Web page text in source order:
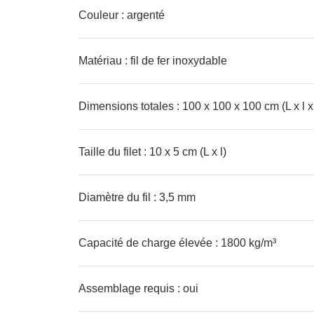
Couleur : argenté
Matériau : fil de fer inoxydable
Dimensions totales : 100 x 100 x 100 cm (L x l
Taille du filet : 10 x 5 cm (L x l)
Diamètre du fil : 3,5 mm
Capacité de charge élevée : 1800 kg/m³
Assemblage requis : oui